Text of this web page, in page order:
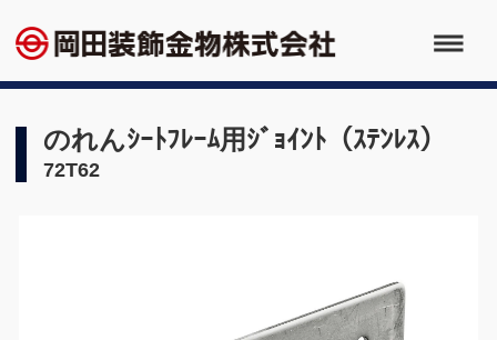
のれんｼｰﾄﾌﾚｰﾑ用ｼﾞｮｲﾝﾄ（ｽﾃﾝﾚｽ）
72T62